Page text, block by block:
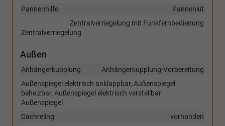
Pannenkit
Pannenhilfe
Zentralverriegelung mit Funkfernbedienung
Zentralverriegelung
Außen
Anhängerkupplung-Vorbereitung
Anhängerkupplung
Außenspiegel elektrisch anklappbar, Außenspiegel
beheizbar, Außenspiegel elektrisch verstellbar
Außenspiegel
vorhanden
Dachreling